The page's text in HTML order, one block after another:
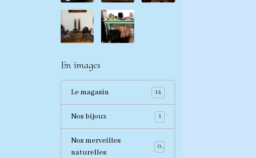
En images
Le magasin 14
Nos bijoux 1
Nos merveilles
naturelles
0